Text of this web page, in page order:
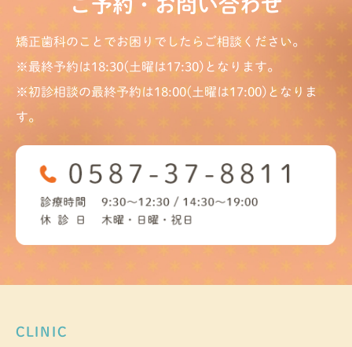
ご予約・お問い合わせ
矯正歯科のことでお困りでしたらご相談ください。
※最終予約は18:30(土曜は17:30)となります。
※初診相談の最終予約は18:00(土曜は17:00)となりま
す。
CLINIC